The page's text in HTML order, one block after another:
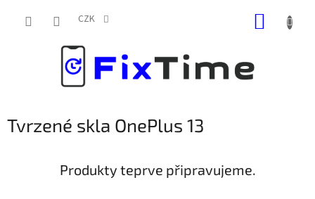
CZK
Tvrzené skla OnePlus 13
Produkty teprve připravujeme.